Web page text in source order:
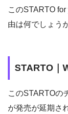
このSTARTO
由は何でしょう
STARTO｜
このSTARTOの
が発売が延期さ